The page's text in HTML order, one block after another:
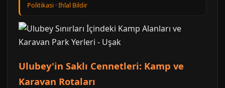
Politikasi ·Ihlal Bildir
Ulubey'in Saklı Cennetleri: Kamp ve
Karavan Rotaları